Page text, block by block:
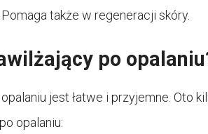
także w regeneracji skóry.
po
jest łatwe i przyjemne. Oto
opalaniu: